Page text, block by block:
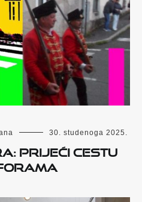
30. studenoga 2025.
PRIJEĆI CESTU